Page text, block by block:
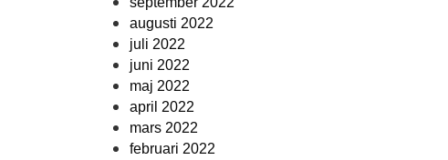
augusti 2022
juli 2022
juni 2022
maj 2022
april 2022
mars 2022
februari 2022